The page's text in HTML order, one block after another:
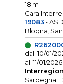
18 m
Gara
19083-
Blogna,
dal: 10/01/
al: 11/01/2026
Sardegna: